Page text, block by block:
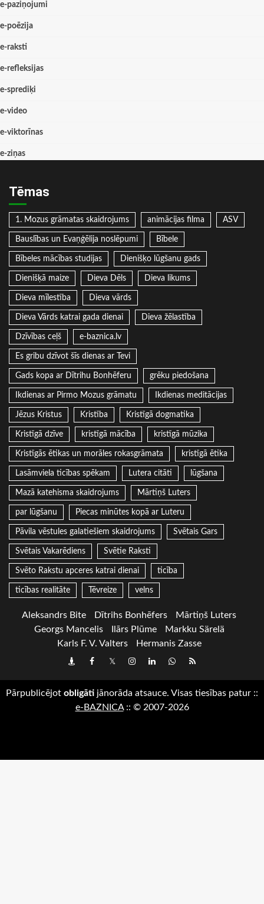
e-paziņojumi
e-poēzija
e-raksti
e-refleksijas
e-sprediķi
e-video
e-viktorīnas
e-ziņas
Tēmas
1. Mozus grāmatas skaidrojums animācijas filma ASV
Bauslības un Evaņģēlija noslēpumi Bībele
Bībeles mācības studijas Dienišķo lūgšanu gads
Dienišķā maize Dieva Dēls Dieva likums
Dieva mīlestība Dieva vārds
Dieva Vārds katrai gada dienai Dieva žēlastība
Dzīvības ceļš e-baznica.lv
Es gribu dzīvot šīs dienas ar Tevi
Gads kopa ar Dītrihu Bonhēferu grēku piedošana
Ikdienas ar Pirmo Mozus grāmatu Ikdienas meditācijas
Jēzus Kristus Kristība Kristīgā dogmatika
Kristīgā dzīve kristīgā mācība kristīgā mūzika
Kristīgās ētikas un morāles rokasgrāmata kristīgā ētika
Lasāmviela ticības spēkam Lutera citāti lūgšana
Mazā katehisma skaidrojums Mārtiņš Luters
par lūgšanu Piecas minūtes kopā ar Luteru
Pāvila vēstules galatiešiem skaidrojums Svētais Gars
Svētais Vakarēdiens Svētie Raksti
Svēto Rakstu apceres katrai dienai ticība
ticības realitāte Tēvreize velns
Aleksandrs Bite Dītrihs Bonhēfers
Mārtiņš Luters
Georgs Mancelis
Ilārs Plūme
Markku Särelä
Karls F. V. Valters
Hermanis Zasse
DraugiemFacebook
TwitterInstagram
LinkedInwhatsapp
RSS
Pārpublicējot obligāti jānorāda atsauce. Visas tiesības patur ::
e-BAZNICA:: © 2007-2026